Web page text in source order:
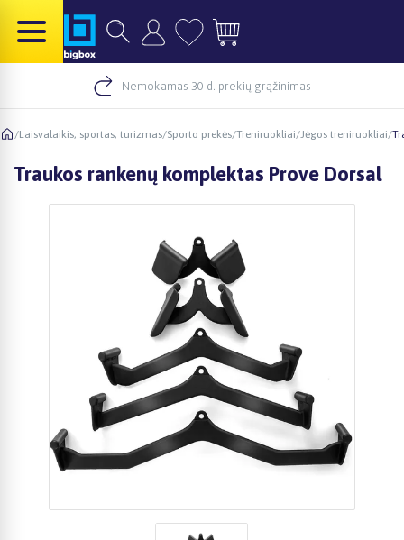
Nemokamas 30 d. prekių grąžinimas
/Laisvalaikis, sportas, turizmas/Sporto prekės/Treniruokliai/Jėgos treniruokliai/
Traukos rankenų komplektas Prove Dorsal